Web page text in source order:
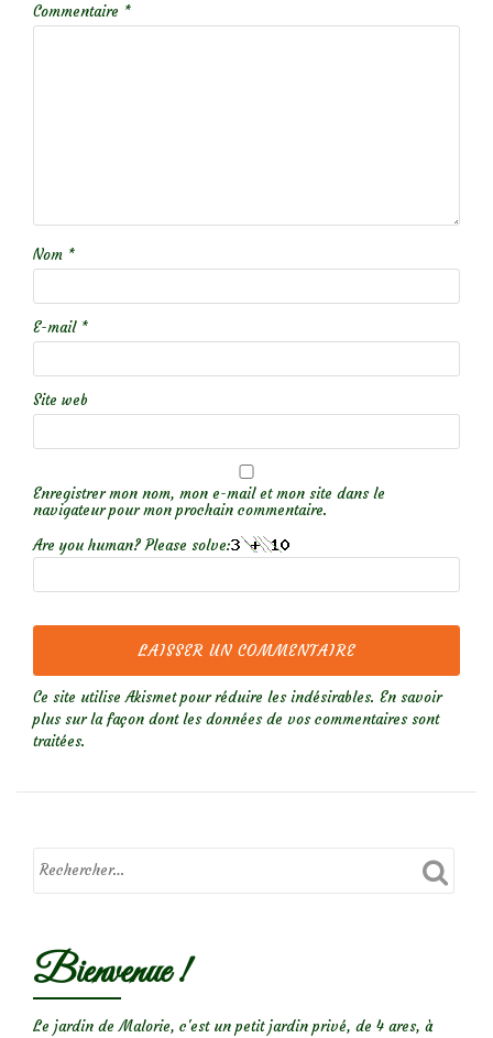
Commentaire *
Nom *
E-mail *
Site web
Enregistrer mon nom, mon e-mail et mon site dans le
navigateur pour mon prochain commentaire.
Are you human? Please solve:
Ce site utilise Akismet pour réduire les indésirables. En savoir
plus sur la façon dont les données de vos commentaires sont
traitées.
Bienvenue !
Le jardin de Malorie, c'est un petit jardin privé, de 4 ares, à